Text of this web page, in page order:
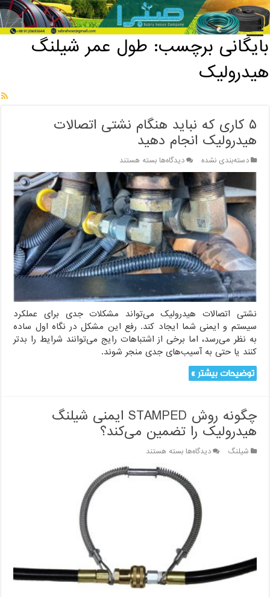
خانه / بایگانی برچسب: طول عمر شیلنگ هیدرولیک
بایگانی برچسب: طول عمر شیلنگ
هیدرولیک
۵ کاری که نباید هنگام نشتی اتصالات
هیدرولیک انجام دهید
دسته‌بندی نشده دیدگاه‌هابرای
۵
کاری
که
نباید
هنگام
نشتی
اتصالات
هیدرولیک
انجام
دهید
بسته هستند
نشتی اتصالات هیدرولیک می‌تواند مشکلات جدی برای عملکرد
سیستم و ایمنی شما ایجاد کند. رفع این مشکل در نگاه اول ساده
به نظر می‌رسد، اما برخی از اشتباهات رایج می‌توانند شرایط را بدتر
کنند یا حتی به آسیب‌های جدی منجر شوند.
توضیحات بیشتر »
چگونه روش STAMPED ایمنی شیلنگ
هیدرولیک را تضمین می‌کند؟
شیلنگ دیدگاه‌هابرای
روش
STAMPED
می‌کند؟
بسته هستند